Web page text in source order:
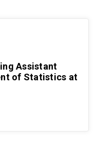
Assistant
of Statistics at